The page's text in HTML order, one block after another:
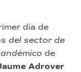
día de
del sector de
de
Adrover